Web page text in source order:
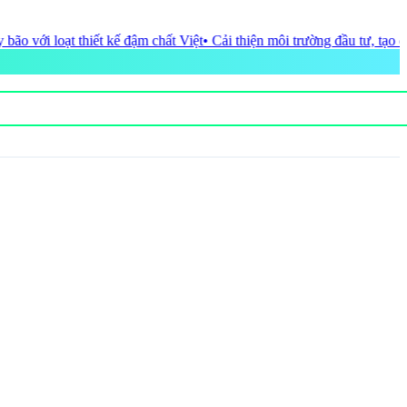
đậm chất Việt• Cải thiện môi trường đầu tư, tạo động lực mới cho